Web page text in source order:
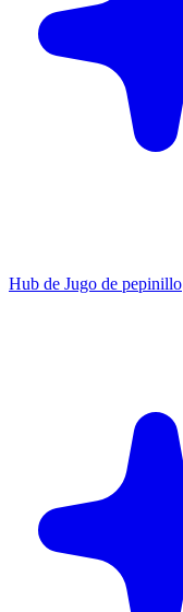
Hub de Jugo de pepinillo